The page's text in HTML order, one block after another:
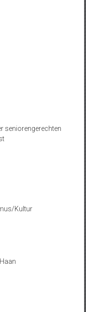
seniorengerechten
Kultur